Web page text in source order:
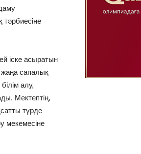
тәрбиесіне
іске асыратын
сапалық
алу,
Мектептің,
түрде
мекемесіне